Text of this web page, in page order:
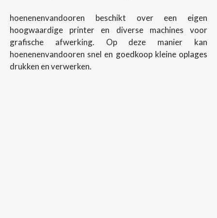
hoenenenvandooren beschikt over een eigen
hoogwaardige printer en diverse machines voor
grafische afwerking. Op deze manier kan
hoenenenvandooren snel en goedkoop kleine oplages
drukken en verwerken.